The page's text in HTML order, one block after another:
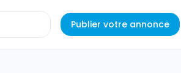
Publier votre annonce